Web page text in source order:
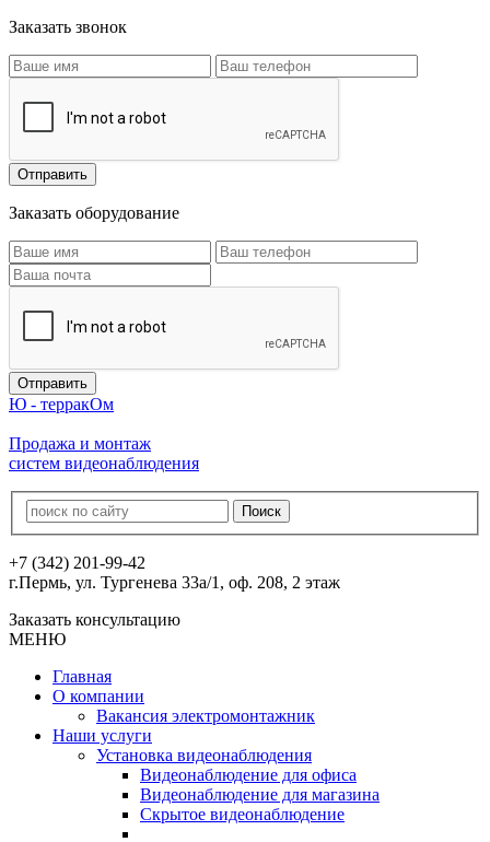
Заказать звонок
Заказать оборудование
Ю - терракОм
Продажа и монтаж
систем видеонаблюдения
+7 (342) 201-99-42
г.Пермь, ул. Тургенева 33а/1, оф. 208, 2 этаж
Заказать консультацию
МЕНЮ
Главная
О компании
Вакансия электромонтажник
Наши услуги
Установка видеонаблюдения
Видеонаблюдение для офиса
Видеонаблюдение для магазина
Скрытое видеонаблюдение